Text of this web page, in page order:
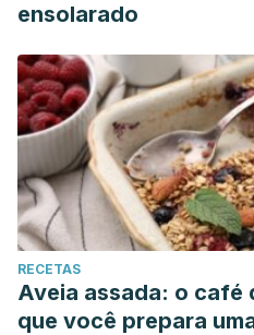
ensolarado
RECETAS
Aveia assada: o café
que você prepara